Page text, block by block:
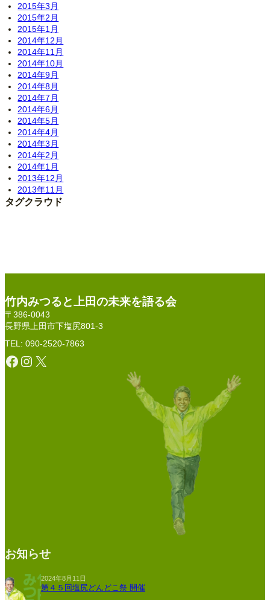
2015年3月
2015年2月
2015年1月
2014年12月
2014年11月
2014年10月
2014年9月
2014年8月
2014年7月
2014年6月
2014年5月
2014年4月
2014年3月
2014年2月
2014年1月
2013年12月
2013年11月
タグクラウド
竹内みつると上田の未来を語る会
〒386-0043
長野県上田市下塩尻801-3
TEL: 090-2520-7863
Facebook Instagram X
お知らせ
2024年8月11日
第４５回塩尻どんどこ祭 開催